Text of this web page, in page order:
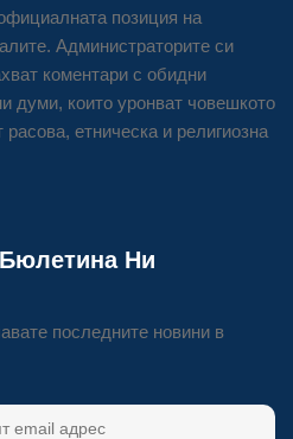
позиция на
Администраторите си
коментари с обидни
думи, които уронват човешкото
етническа и религиозна
Ни
последните новини в